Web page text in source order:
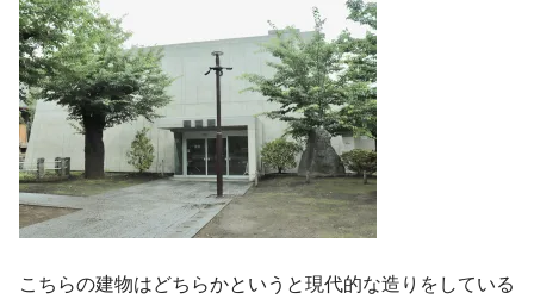
こちらの建物はどちらかというと現代的な造りをしている